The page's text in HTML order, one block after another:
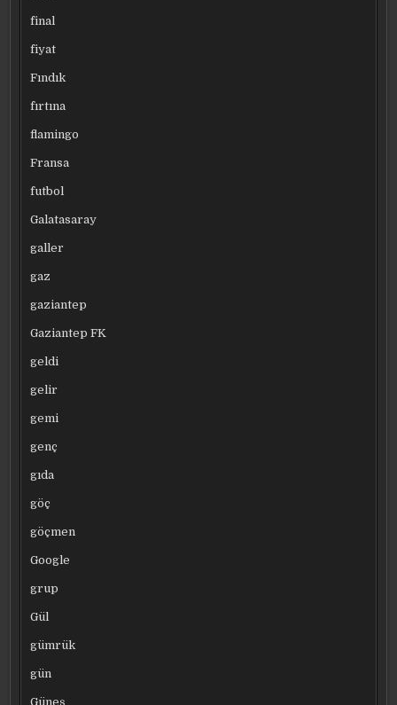
final
fiyat
Fındık
fırtına
flamingo
Fransa
futbol
Galatasaray
galler
gaz
gaziantep
Gaziantep FK
geldi
gelir
gemi
genç
gıda
göç
göçmen
Google
grup
Gül
gümrük
gün
Güneş